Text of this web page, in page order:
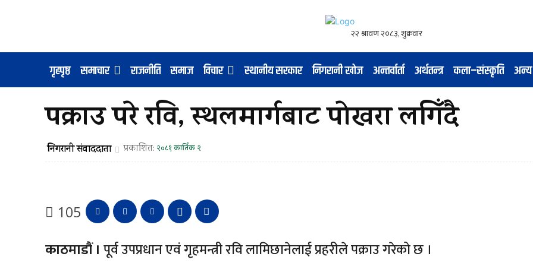
गृहपृष्ठ समाचार राजनीति समाज विचार स्थानीय सरकार निगरानी खोज अन्तर्वार्ता अर्थतन्त्र कला–संस्कृति अन्य
पक्राउ परे रवि, स्थलमार्गबाट पोखरा लगिँदै
निगरानी संवाददाता प्रकाशित: २०८१ कार्तिक २
105
काठमाडौं । पूर्व उपप्रधान एवं गृहमन्त्री रवि लामिछानेलाई प्रहरीले पक्राउ गरेको छ ।